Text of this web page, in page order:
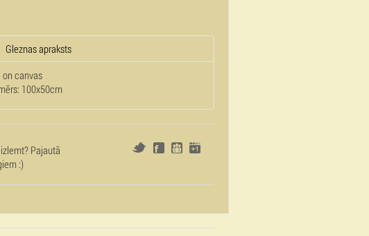
Gleznas apraksts
on canvas
100x50cm
Pajautā
:)